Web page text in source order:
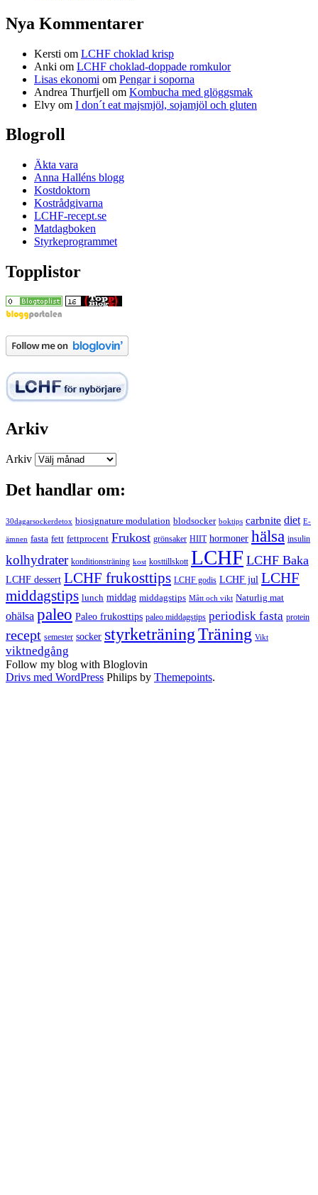
Nya Kommentarer
Kersti om LCHF choklad krisp
Anki om LCHF choklad-doppade romkulor
Lisas ekonomi om Pengar i soporna
Andrea Thurfjell om Kombucha med glöggsmak
Elvy om I don´t eat majsmjöl, sojamjöl och gluten
Blogroll
Äkta vara
Anna Halléns blogg
Kostdoktorn
Kostrådgivarna
LCHF-recept.se
Matdagboken
Styrkeprogrammet
Topplistor
Arkiv
Arkiv
Det handlar om:
30dagarsockerdetox biosignature modulation blodsocker boktips carbnite diet E-
ämnen fasta fett fettprocent Frukost grönsaker HIIT hormoner hälsa insulin
kolhydrater konditionsträning kost kosttillskott LCHF LCHF Baka
LCHF dessert LCHF frukosttips LCHF godis LCHF jul LCHF
middagstips lunch middag middagstips Mått och vikt Naturlig mat
ohälsa paleo Paleo frukosttips paleo middagstips periodisk fasta protein
recept semester socker styrketräningTräning Vikt
viktnedgång
Follow my blog with Bloglovin
Drivs med WordPress Philips by Themepoints.